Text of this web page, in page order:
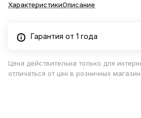
ХарактеристикиОписание
Гарантия от 1 года
Цена действительна только для
отличаться от цен в розничных